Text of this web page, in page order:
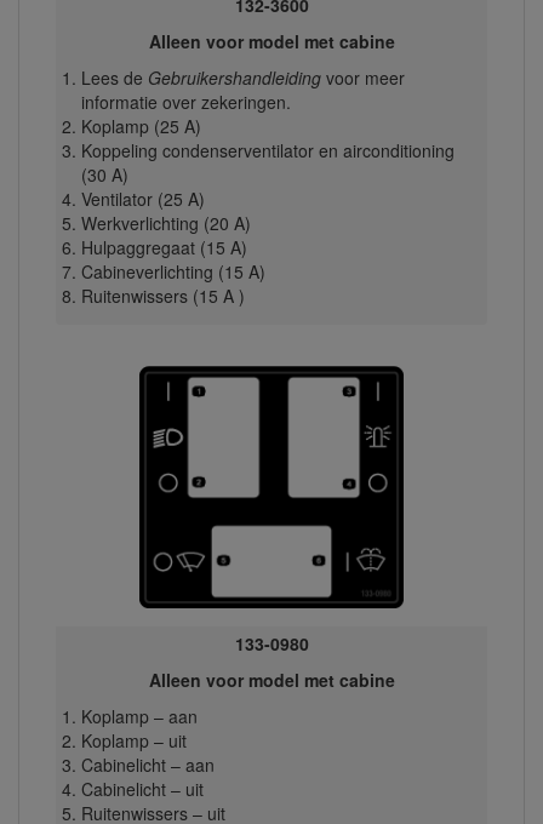
Alleen voor model met cabine
Lees de Gebruikershandleidingvoor meer
informatie over zekeringen.
Koplamp (25 A)
Koppeling condenserventilator en airconditioning
(30 A)
Ventilator (25 A)
Werkverlichting (20 A)
Hulpaggregaat (15 A)
Cabineverlichting (15 A)
Ruitenwissers (15 A )
133-0980
Alleen voor model met cabine
Koplamp – aan
Koplamp – uit
Cabinelicht – aan
Cabinelicht – uit
Ruitenwissers – uit